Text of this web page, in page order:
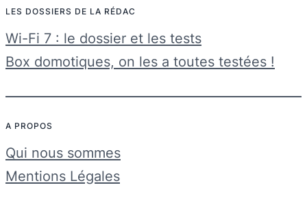
LES DOSSIERS DE LA RÉDAC
Wi-Fi 7 : le dossier et les tests
Box domotiques, on les a toutes testées !
A PROPOS
Qui nous sommes
Mentions Légales